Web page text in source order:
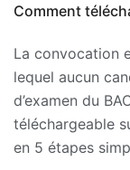
Comment
La convocation
lequel aucun
d’examen du
téléchargeable
en 5 étapes